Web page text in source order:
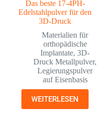
Das beste 17-4PH-
Edelstahlpulver für den
3D-Druck
Materialien für
orthopädische
Implantate,3D-
Druck Metallpulver,
Legierungspulver
auf Eisenbasis
WEITERLESEN